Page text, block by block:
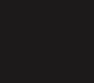
Les
bijoux